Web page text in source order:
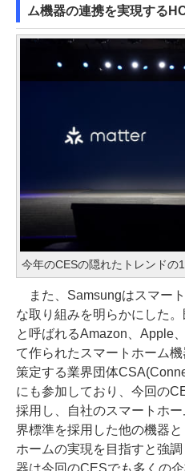
ム機器の連携を実現する
今年のCESの隠れたトレンドの
また、Samsungはスマー
な取り組みを明らかにした。
と呼ばれるAmazon、Apple
て作られたスマートホーム
策定する業界団体
にも参加しており、今回の
採用し、自社のスマートホ
界標準を採用した他の機器
ホームの実現を目指すと強
器は今回のCESでも多くの